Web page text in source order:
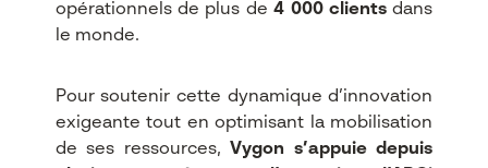
opérationnels de plus de4 000 clientsdans
le monde.
Pour soutenir cette dynamique d’innovation
exigeante tout en optimisant la mobilisation
de ses ressources, Vygon s’appuie depuis